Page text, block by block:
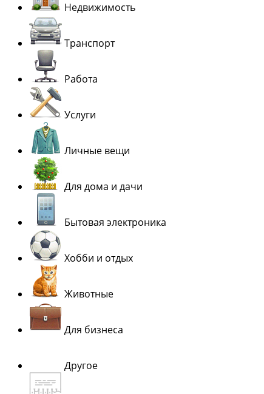
Недвижимость
Транспорт
Работа
Услуги
Личные вещи
Для дома и дачи
Бытовая электроника
Хобби и отдых
Животные
Для бизнеса
Другое